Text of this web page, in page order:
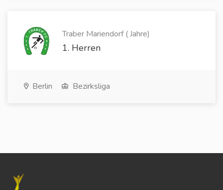
Traber Mariendorf ( Jahre)
1. Herren
Berlin Bezirksliga